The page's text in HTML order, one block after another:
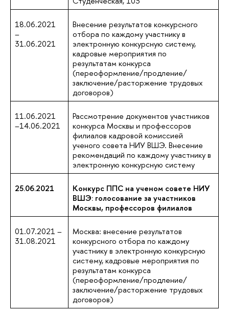
18.06.2021
–
31.06.2021
Внесение результатов конкурсного
отбора по каждому участнику в
электронную конкурсную систему,
кадровые мероприятия по
результатам конкурса
(переоформление/продление/
заключение/расторжение трудовых
договоров)
11.06.2021
–14.06.2021
Рассмотрение документов участников
конкурса Москвы и профессоров
филиалов кадровой комиссией
ученого совета НИУ ВШЭ. Внесение
рекомендаций по каждому участнику в
электронную конкурсную систему
25.06.2021
Конкурс ППС на ученом совете НИУ
ВШЭ: голосование за участников
Москвы, профессоров филиалов
01.07.2021 –
31.08.2021
Москва: внесение результатов
конкурсного отбора по каждому
участнику в электронную конкурсную
систему, кадровые мероприятия по
результатам конкурса
(переоформление/продление/
заключение/расторжение трудовых
договоров)